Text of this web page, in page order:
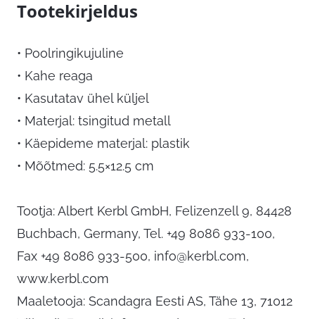
Tootekirjeldus
• Poolringikujuline
• Kahe reaga
• Kasutatav ühel küljel
• Materjal: tsingitud metall
• Käepideme materjal: plastik
• Mõõtmed: 5.5×12.5 cm
Tootja: Albert Kerbl GmbH, Felizenzell 9, 84428
Buchbach, Germany, Tel. +49 8086 933-100,
Fax +49 8086 933-500, info@kerbl.com,
www.kerbl.com
Maaletooja: Scandagra Eesti AS, Tähe 13, 71012